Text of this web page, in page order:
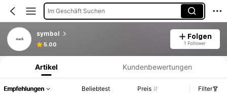
Im Geschäft Suchen
symbol
5.00
Folgen
1 Follower
Produktinformation: Preisangabe, Verkaufs- und Lagerbestandsdetails.
Artikel Kundenbewertungen
Empfehlungen Beliebtest Preis Filter